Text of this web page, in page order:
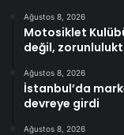
Ağustos 8, 2026
Motosiklet
değil,
Ağustos 8, 2026
İstanbul’da
devreye girdi
Ağustos 8, 2026